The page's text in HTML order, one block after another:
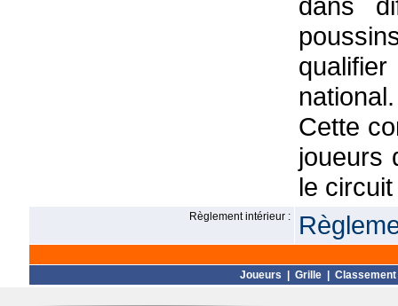
national.
Cette
joueurs
le
Règlement intérieur :
Joueurs Grille Classement